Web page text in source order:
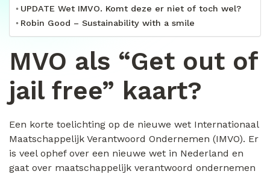
UPDATE Wet IMVO. Komt deze er niet of toch wel?
Robin Good – Sustainability with a smile
MVO als “Get out of
jail free” kaart?
Een korte toelichting op de nieuwe wet Internationaal
Maatschappelijk Verantwoord Ondernemen (IMVO). Er
is veel ophef over een nieuwe wet in Nederland en
gaat over maatschappelijk verantwoord ondernemen